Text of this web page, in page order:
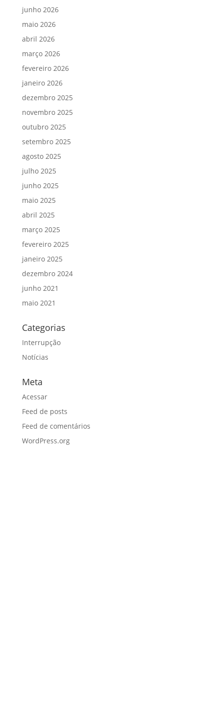
junho 2026
maio 2026
abril 2026
março 2026
fevereiro 2026
janeiro 2026
dezembro 2025
novembro 2025
outubro 2025
setembro 2025
agosto 2025
julho 2025
junho 2025
maio 2025
abril 2025
março 2025
fevereiro 2025
janeiro 2025
dezembro 2024
junho 2021
maio 2021
Categorias
Interrupção
Notícias
Meta
Acessar
Feed de posts
Feed de comentários
WordPress.org